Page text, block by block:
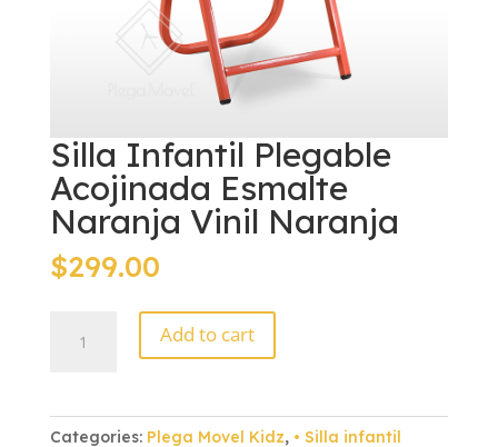
Silla Infantil Plegable
Acojinada Esmalte
Naranja Vinil Naranja
$299.00
Infantil
Add to cart
Categories: Plega Movel Kidz, • Silla infantil